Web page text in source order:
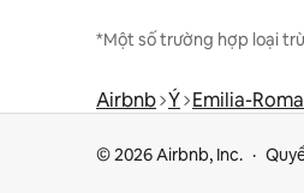
*Một số trường hợp loại
Airbnb Ý Emilia-
© 2026 Airbnb, Inc.